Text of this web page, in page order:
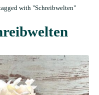
with "Schreibwelten"